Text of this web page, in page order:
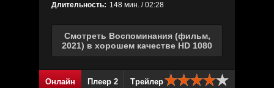
Длительность: 148 мин. / 02:28
Смотреть Воспоминания (фильм,
2021) в хорошем качестве HD 1080
Онлайн Плеер 2 Трейлер